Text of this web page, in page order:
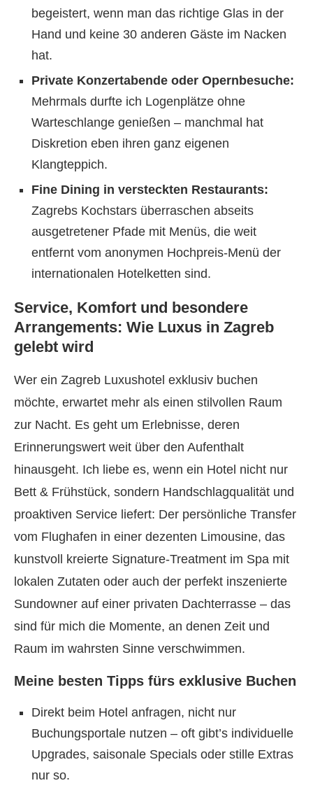
begeistert, wenn man das richtige Glas in der
Hand und keine 30 anderen Gäste im Nacken
hat.
Private Konzertabende oder Opernbesuche:
Mehrmals durfte ich Logenplätze ohne
Warteschlange genießen – manchmal hat
Diskretion eben ihren ganz eigenen
Klangteppich.
Fine Dining in versteckten Restaurants:
Zagrebs Kochstars überraschen abseits
ausgetretener Pfade mit Menüs, die weit
entfernt vom anonymen Hochpreis-Menü der
internationalen Hotelketten sind.
Service, Komfort und besondere
Arrangements: Wie Luxus in Zagreb
gelebt wird
Wer ein Zagreb Luxushotel exklusiv buchen
möchte, erwartet mehr als einen stilvollen Raum
zur Nacht. Es geht um Erlebnisse, deren
Erinnerungswert weit über den Aufenthalt
hinausgeht. Ich liebe es, wenn ein Hotel nicht nur
Bett & Frühstück, sondern Handschlagqualität und
proaktiven Service liefert: Der persönliche Transfer
vom Flughafen in einer dezenten Limousine, das
kunstvoll kreierte Signature-Treatment im Spa mit
lokalen Zutaten oder auch der perfekt inszenierte
Sundowner auf einer privaten Dachterrasse – das
sind für mich die Momente, an denen Zeit und
Raum im wahrsten Sinne verschwimmen.
Meine besten Tipps fürs exklusive Buchen
Direkt beim Hotel anfragen, nicht nur
Buchungsportale nutzen – oft gibt’s individuelle
Upgrades, saisonale Specials oder stille Extras
nur so.